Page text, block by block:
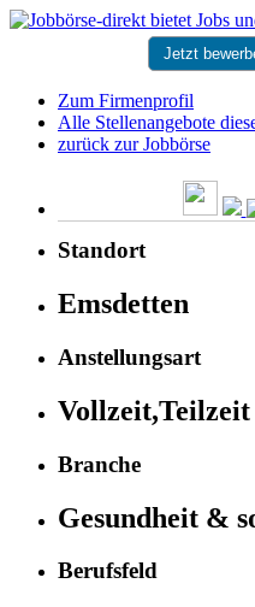
Jetzt
Zum Firmenprofil
Alle Stellenangebote
zurück zur Jobbörse
Standort
Emsdetten
Anstellungsart
Vollzeit,Teilzeit
Branche
Gesundheit &
Berufsfeld